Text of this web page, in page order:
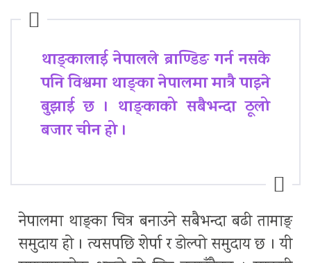
थाङ्कालाई नेपालले ब्राण्डिङ गर्न नसके
पनि विश्वमा थाङ्का नेपालमा मात्रै पाइने
बुझाई छ । थाङ्काको सबैभन्दा ठूलो
बजार चीन हो ।
नेपालमा थाङ्का चित्र बनाउने सबैभन्दा बढी तामाङ्
समुदाय हो । त्यसपछि शेर्पा र डोल्पो समुदाय छ । यी